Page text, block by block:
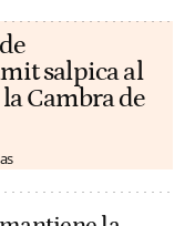
salpica al
Cambra de